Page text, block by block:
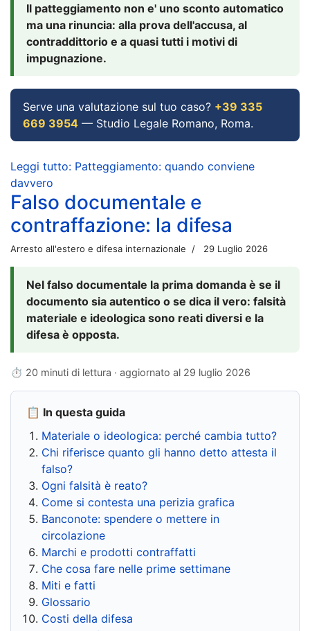
Il patteggiamento non e' uno sconto automatico
ma una rinuncia: alla prova dell'accusa, al
contraddittorio e a quasi tutti i motivi di
impugnazione.
Serve una valutazione sul tuo caso? +39 335
669 3954 — Studio Legale Romano, Roma.
Leggi tutto: Patteggiamento: quando conviene
davvero
Falso documentale e
contraffazione: la difesa
Arresto all'estero e difesa internazionale 29 Luglio 2026
Nel falso documentale la prima domanda è se il
documento sia autentico o se dica il vero: falsità
materiale e ideologica sono reati diversi e la
difesa è opposta.
⏱ 20 minuti di lettura · aggiornato al 29 luglio 2026
📋 In questa guida
Materiale o ideologica: perché cambia tutto?
Chi riferisce quanto gli hanno detto attesta il
falso?
Ogni falsità è reato?
Come si contesta una perizia grafica
Banconote: spendere o mettere in
circolazione
Marchi e prodotti contraffatti
Che cosa fare nelle prime settimane
Miti e fatti
Glossario
Costi della difesa